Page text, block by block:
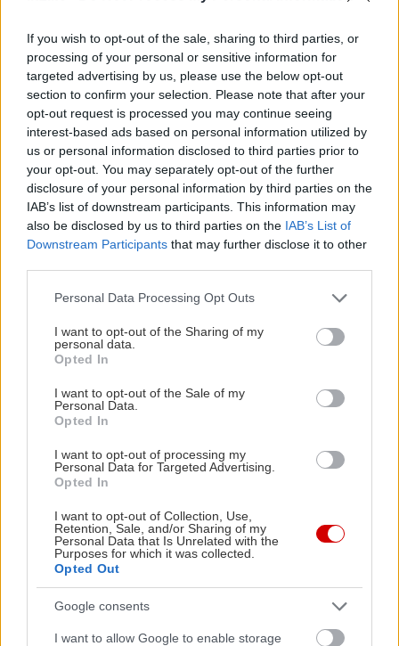
If you wish to opt-out of the sale, sharing to third parties, or
processing of your personal or sensitive information for
targeted advertising by us, please use the below opt-out
section to confirm your selection. Please note that after your
opt-out request is processed you may continue seeing
interest-based ads based on personal information utilized by
us or personal information disclosed to third parties prior to
your opt-out. You may separately opt-out of the further
disclosure of your personal information by third parties on the
IAB’s list of downstream participants. This information may
also be disclosed by us to third parties on the IAB’s List of
Downstream Participants that may further disclose it to other
Please note that this website/app uses one or more Google
not limited to your visit or usage behaviour. You may click to
grant or deny consent to Google and its third-party tags to
use your data for below specified purposes in below Google
consent section.
Personal Data Processing Opt Outs
I want to opt-out of the Sharing of my
personal data.
Opted In
I want to opt-out of the Sale of my
Personal Data.
Opted In
I want to opt-out of processing my
Personal Data for Targeted Advertising.
Opted In
I want to opt-out of Collection, Use,
Retention, Sale, and/or Sharing of my
Personal Data that Is Unrelated with the
Purposes for which it was collected.
Opted Out
Google consents
I want to allow Google to enable storage
ΖΩΝΗ 1 ΚΕΡΚΙΔΕΣ
ΖΩΝΗ 2 ΚΕΡΚΙΔΕΣ
ΖΩΝΗ 3 ΑΡΕΝΑ
ΖΩΝΗ 4 2η & 3η ΣΕΙΡΑ ΑΡΕΝΑ
ΖΩΝΗ 5 VIP 1η ΣΕΙΡΑ ΑΡΕΝΑ
ΤΙΜΕΣ ΕΙΣΙΤΗΡΙΩΝ
Α:ΖΩΝΗ 1 29 EuroΒ: ΖΩΝΗ 2 35 Euro
Γ: ΖΩΝΗ 3 50 Euro
Ε:ΖΩΝΗ 5 100 Euro
Link εισιτηρίων